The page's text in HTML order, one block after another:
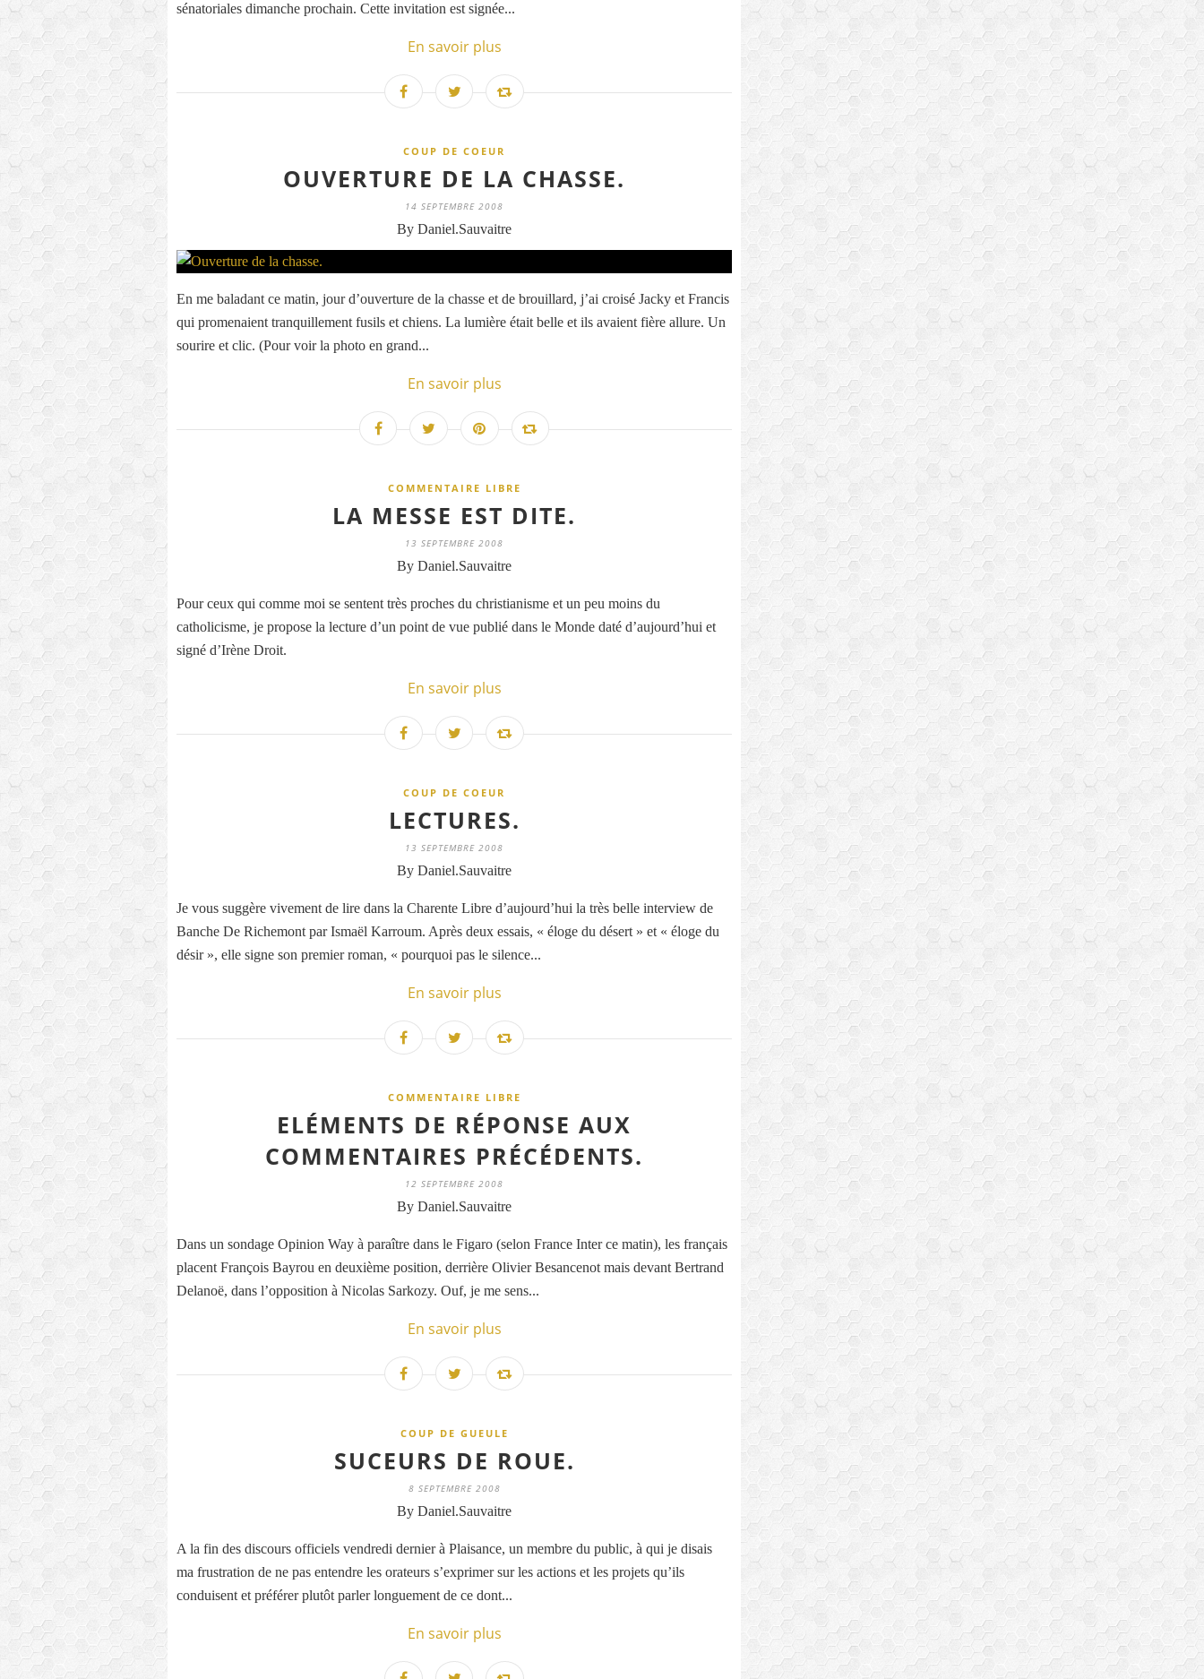
sénatoriales dimanche prochain. Cette invitation est signée...
En savoir plus
COUP DE COEUR
OUVERTURE DE LA CHASSE.
14 SEPTEMBRE 2008
By Daniel.Sauvaitre
En me baladant ce matin, jour d’ouverture de la chasse et de brouillard, j’ai croisé Jacky et Francis
qui promenaient tranquillement fusils et chiens. La lumière était belle et ils avaient fière allure. Un
sourire et clic. (Pour voir la photo en grand...
En savoir plus
COMMENTAIRE LIBRE
LA MESSE EST DITE.
13 SEPTEMBRE 2008
By Daniel.Sauvaitre
Pour ceux qui comme moi se sentent très proches du christianisme et un peu moins du
catholicisme, je propose la lecture d’un point de vue publié dans le Monde daté d’aujourd’hui et
signé d’Irène Droit.
En savoir plus
COUP DE COEUR
LECTURES.
13 SEPTEMBRE 2008
By Daniel.Sauvaitre
Je vous suggère vivement de lire dans la Charente Libre d’aujourd’hui la très belle interview de
Banche De Richemont par Ismaël Karroum. Après deux essais, « éloge du désert » et « éloge du
désir », elle signe son premier roman, « pourquoi pas le silence...
En savoir plus
COMMENTAIRE LIBRE
ELÉMENTS DE RÉPONSE AUX
COMMENTAIRES PRÉCÉDENTS.
12 SEPTEMBRE 2008
By Daniel.Sauvaitre
Dans un sondage Opinion Way à paraître dans le Figaro (selon France Inter ce matin), les français
placent François Bayrou en deuxième position, derrière Olivier Besancenot mais devant Bertrand
Delanoë, dans l’opposition à Nicolas Sarkozy. Ouf, je me sens...
En savoir plus
COUP DE GUEULE
SUCEURS DE ROUE.
8 SEPTEMBRE 2008
By Daniel.Sauvaitre
A la fin des discours officiels vendredi dernier à Plaisance, un membre du public, à qui je disais
ma frustration de ne pas entendre les orateurs s’exprimer sur les actions et les projets qu’ils
conduisent et préférer plutôt parler longuement de ce dont...
En savoir plus